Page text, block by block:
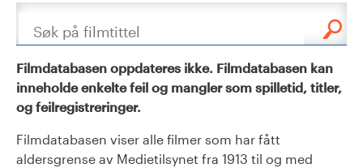
Søk
Filmdatabasen oppdateres ikke. Filmdatabasen kan
inneholde enkelte feil og mangler som spilletid, titler,
og feilregistreringer.
Filmdatabasen viser alle filmer som har fått
aldersgrense av Medietilsynet fra 1913 til og med